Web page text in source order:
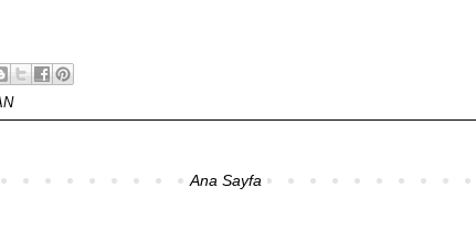
Ana Sayfa